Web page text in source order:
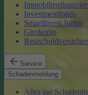
Investmentfonds
SmartInvest Junior
Girokonto
Service
Schadenmeldung
Alles zur